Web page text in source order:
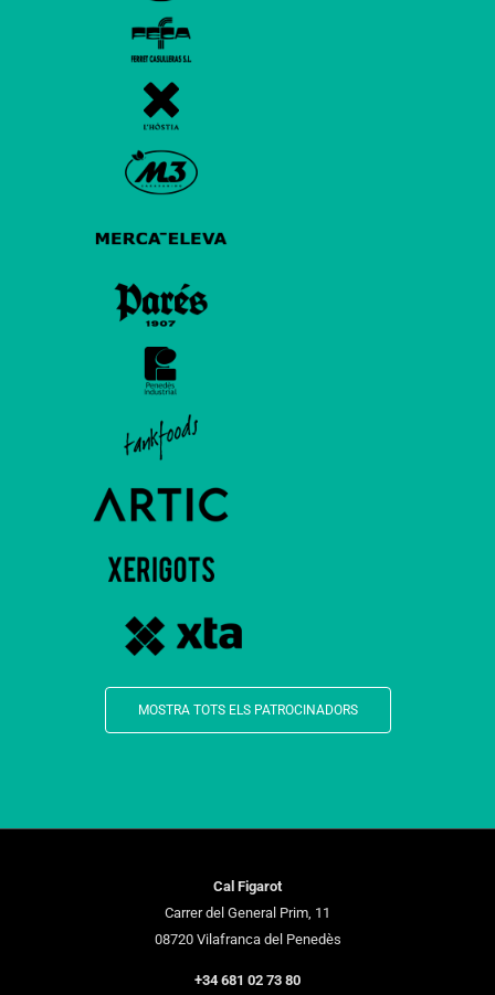
MOSTRA TOTS ELS PATROCINADORS
Cal Figarot
Carrer del General Prim, 11
08720 Vilafranca del Penedès
+34 681 02 73 80